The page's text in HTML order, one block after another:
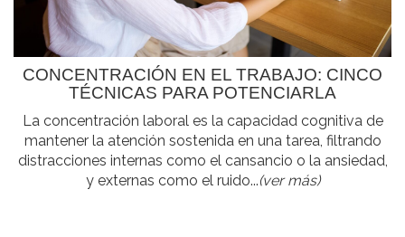
CONCENTRACIÓN EN EL TRABAJO: CINCO
TÉCNICAS PARA POTENCIARLA
La concentración laboral es la capacidad cognitiva de
mantener la atención sostenida en una tarea, filtrando
distracciones internas como el cansancio o la ansiedad,
y externas como el ruido...(ver más)